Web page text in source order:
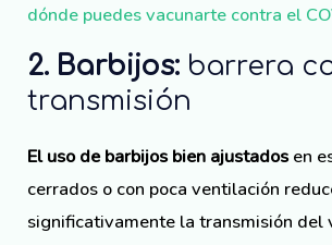
dónde puedes vacunarte contra el
2. Barbijos: barrera
transmisión
El uso de barbijos bien ajustadosen
cerrados o con poca ventilación
significativamente la transmisión del